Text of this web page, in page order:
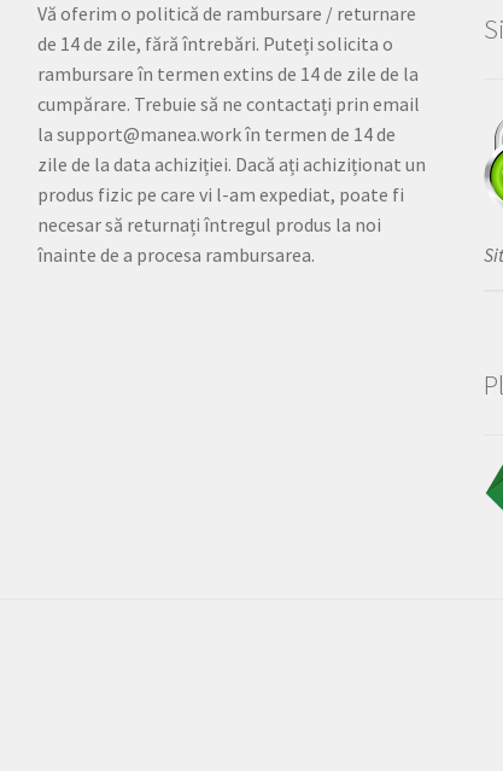
Vă oferim o politică de rambursare / returnare
de 14 de zile, fără întrebări. Puteți solicita o
rambursare în termen extins de 14 de zile de la
cumpărare. Trebuie să ne contactați prin email
la support@manea.work în termen de 14 de
zile de la data achiziției. Dacă ați achiziționat un
produs fizic pe care vi l-am expediat, poate fi
necesar să returnați întregul produs la noi
înainte de a procesa rambursarea.